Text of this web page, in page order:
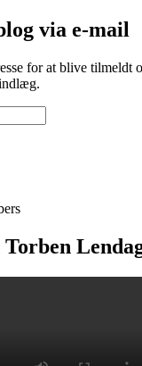
via e-mail
for at blive tilmeldt
Torben